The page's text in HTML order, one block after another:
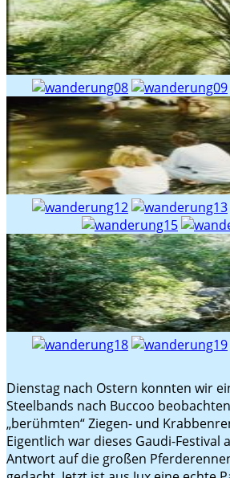
Dienstag nach Ostern konnten wir
Steelbands nach Buccoo
„berühmten“ Ziegen- und
Eigentlich war dieses Gaudi-Festival
Antwort auf die großen